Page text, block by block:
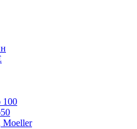
100